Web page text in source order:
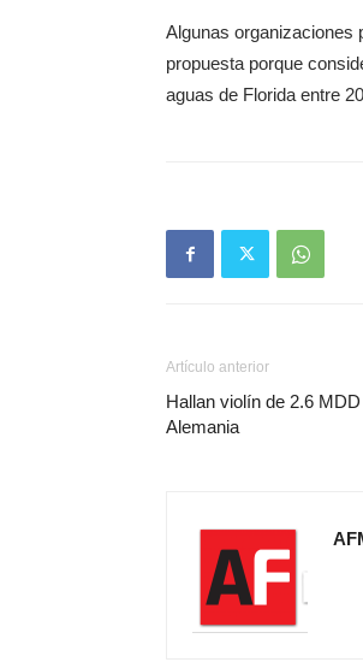
Algunas organizaciones
propuesta porque
aguas de Florida entre
Artículo anterior
Hallan violín de 2.6
Alemania